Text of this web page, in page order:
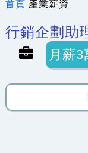
首頁 產業薪資
行銷企劃助
月薪3